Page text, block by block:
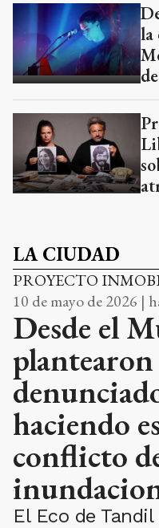
la
LA CIUDAD
PROYECTO
10 de mayo de 2026 |
Desde el
haciendo
conflicto
El Eco de